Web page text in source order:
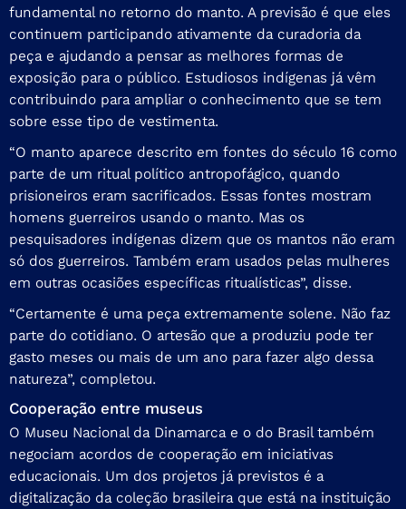
fundamental no retorno do manto. A previsão é que eles
continuem participando ativamente da curadoria da
peça e ajudando a pensar as melhores formas de
exposição para o público. Estudiosos indígenas já vêm
contribuindo para ampliar o conhecimento que se tem
sobre esse tipo de vestimenta.
“O manto aparece descrito em fontes do século 16 como
parte de um ritual político antropofágico, quando
prisioneiros eram sacrificados. Essas fontes mostram
homens guerreiros usando o manto. Mas os
pesquisadores indígenas dizem que os mantos não eram
só dos guerreiros. Também eram usados pelas mulheres
em outras ocasiões específicas ritualísticas”, disse.
“Certamente é uma peça extremamente solene. Não faz
parte do cotidiano. O artesão que a produziu pode ter
gasto meses ou mais de um ano para fazer algo dessa
natureza”, completou.
Cooperação entre museus
O Museu Nacional da Dinamarca e o do Brasil também
negociam acordos de cooperação em iniciativas
educacionais. Um dos projetos já previstos é a
digitalização da coleção brasileira que está na instituição